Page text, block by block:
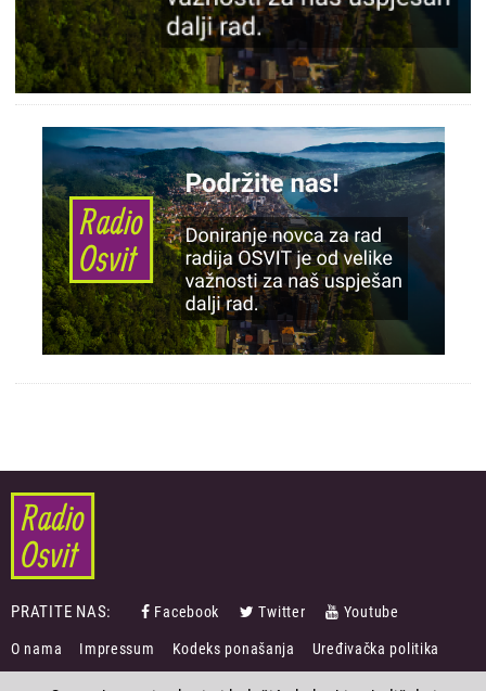
PRATITE NAS: Facebook Twitter Youtube
FOOTER
MENU
O nama Impressum Kodeks ponašanja Uređivačka politika